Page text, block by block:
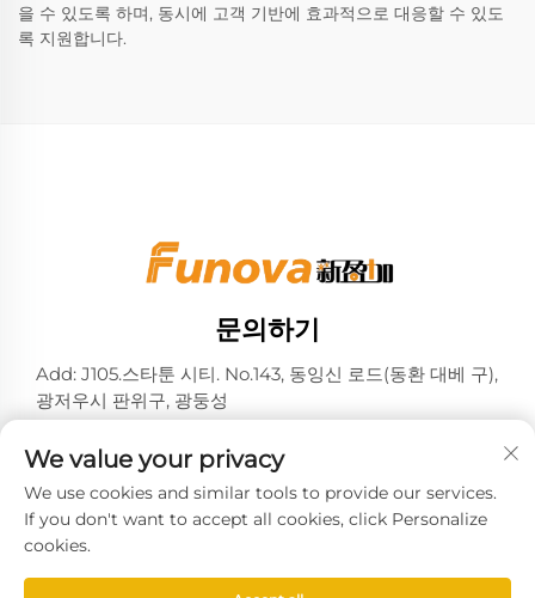
을 수 있도록 하며, 동시에 고객 기반에 효과적으로 대응할 수 있도
록 지원합니다.
문의하기
Add: J105.스타툰 시티. No.143, 동잉신 로드(동환 대베 구),
광저우시 판위구, 광둥성
이메일:[email protected]
Copyright © 2025 by Guangzhou Xinyingjia System
We value your privacy
We use cookies and similar tools to provide our services.
If you don't want to accept all cookies, click Personalize
cookies.